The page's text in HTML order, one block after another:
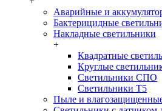
Аварийные и
Бактерицидные
Накладные светильники
+
Квадратные
Круглые
Светильники СПО
Светильники Т5
Пыле и